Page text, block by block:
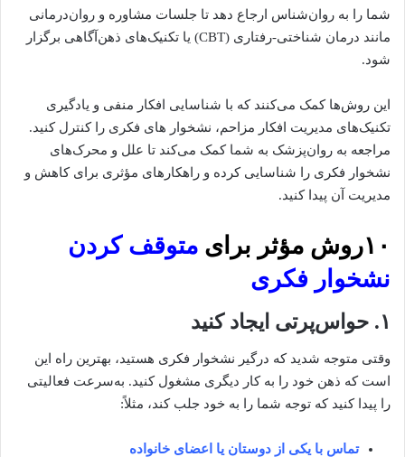
شما را به روان‌شناس ارجاع دهد تا جلسات مشاوره و روان‌درمانی
مانند درمان شناختی-رفتاری (CBT) یا تکنیک‌های ذهن‌آگاهی برگزار
شود.
این روش‌ها کمک می‌کنند که با شناسایی افکار منفی و یادگیری
تکنیک‌های مدیریت افکار مزاحم، نشخوار های فکری را کنترل کنید.
مراجعه به روان‌پزشک به شما کمک می‌کند تا علل و محرک‌های
نشخوار فکری را شناسایی کرده و راهکارهای مؤثری برای کاهش و
مدیریت آن پیدا کنید.
۱۰روش مؤثر برای
متوقف کردن
نشخوار فکری
۱. حواس‌پرتی ایجاد کنید
وقتی متوجه شدید که درگیر نشخوار فکری هستید، بهترین راه این
است که ذهن خود را به کار دیگری مشغول کنید. به‌سرعت فعالیتی
را پیدا کنید که توجه شما را به خود جلب کند، مثلاً:
تماس با یکی از دوستان یا اعضای خانواده